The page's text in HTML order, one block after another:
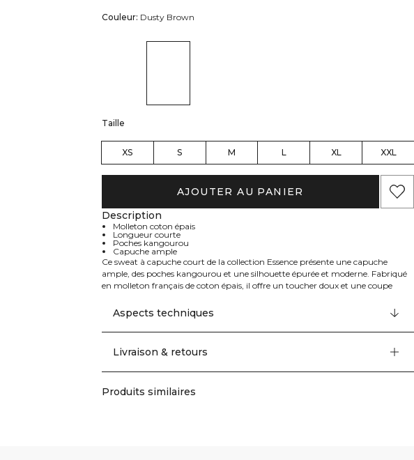
Couleur: Dusty Brown
Taille
XS S M L XL XXL
AJOUTER AU PANIER
Description
Molleton coton épais
Longueur courte
Poches kangourou
Capuche ample
Ce sweat à capuche court de la collection Essence présente une capuche
ample, des poches kangourou et une silhouette épurée et moderne. Fabriqué
en molleton français de coton épais, il offre un toucher doux et une coupe
Aspects techniques
Livraison & retours
Produits similaires